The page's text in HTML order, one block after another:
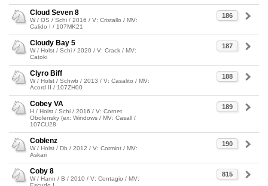
186
Cloud Seven 8
W / OS / Schi / 2016 / V: Cristallo / MV:
Calido I / 107MK21
187
Cloudy Bay 5
W / Holst / Schi / 2020 / V: Crack / MV:
Catoki
188
Clyro Biff
W / Holst / Schwb / 2013 / V: Casalito / MV:
Acord II / 107ZH00
189
Cobey VA
H / Holst / Schi / 2016 / V: Cornet
Obolensky (ex: Windows / MV: Casall /
107CU28
190
Coblenz
W / Holst / Db / 2012 / V: Cormint / MV:
Askari
815
Coby 8
W / Hann / B / 2010 / V: Contagio / MV: